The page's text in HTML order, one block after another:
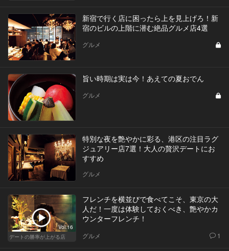
新宿で行く店に困ったら上を見上げろ！新
宿のビルの上階に潜む絶品グルメ店4選
グルメ
旨い時期は実は今！あえての夏おでん
グルメ
特別な夜を艶やかに彩る、港区の注目ラグ
ジュアリー店7選！大人の贅沢デートにお
すすめ
グルメ
Vol.16
デートの勝率が上がる店
フレンチを横並びで食べてこそ、東京の大
人だ！一度は体験しておくべき、艶やかカ
ウンターフレンチ！
グルメ 1